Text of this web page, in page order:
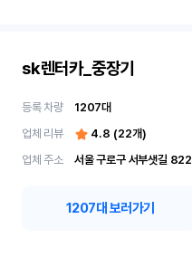
sk렌터카_중장기
등록 차량 1207대
업체 리뷰
4.8 (22개)
업체 주소
서울 구로구 서부샛길 822
1207대 보러가기